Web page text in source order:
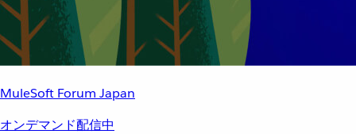
MuleSoft Forum Japan
オンデマンド配信中